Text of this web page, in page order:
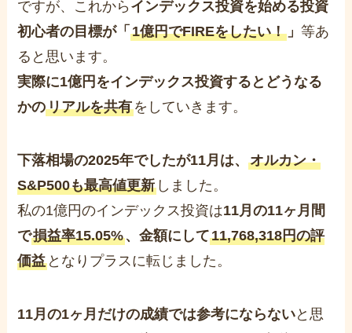
ですが、これから インデックス投資を始める投資
初心者の目標が「1億円でFIREをしたい！ 」等あ
ると思います。
実際に1億円をインデックス投資するとどうなる
かのリアルを共有をしていきます。
下落相場の2025年でしたが11月は、オルカン・
S&P500も最高値更新 しました。
私の1億円のインデックス投資は11月の11ヶ月間
で損益率15.05%、金額にして11,768,318円の評
価益 となりプラスに転じました。
11月の1ヶ月だけの成績では参考にならないと思